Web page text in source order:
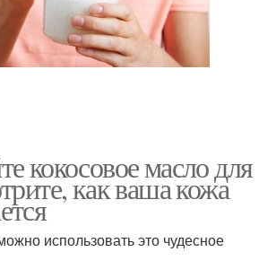
кокосовое масло для
как ваша кожа
использовать это чудесное